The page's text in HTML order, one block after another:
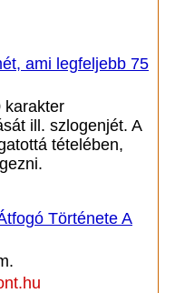
ami legfeljebb 75
ill. szlogenjét. A
tételében,
Története A